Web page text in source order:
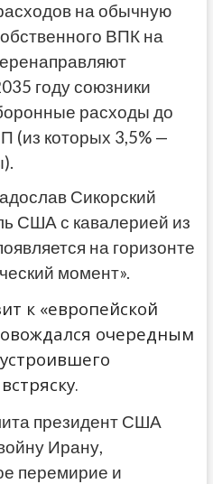
на обычную
ВПК на
году союзники
расходы до
(из которых 3,5% —
Сикорский
США с кавалерией из
на горизонте
момент».
к «европейской
очередным
президент США
Ирану,
перемирие и